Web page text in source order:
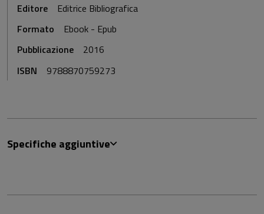
Editore
Editrice Bibliografica
Formato
Ebook - Epub
Pubblicazione
2016
ISBN
9788870759273
Specifiche aggiuntive